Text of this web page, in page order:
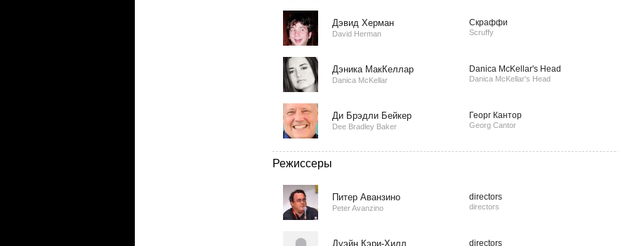
Дэвид Херман
David Herman
Скраффи
Scruffy
Дэника МакКеллар
Danica McKellar
Danica McKellar's Head
Danica McKellar's Head
Ди Брэдли Бейкер
Dee Bradley Baker
Георг Кантор
Georg Cantor
Режиссеры
Питер Аванзино
Peter Avanzino
directors
directors
Дуэйн Кэри-Хилл directors